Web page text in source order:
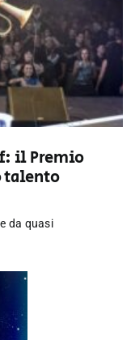
il Premio
talento
da quasi